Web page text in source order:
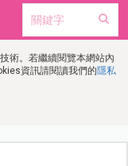
術。若繼續閱覽本網站內
資訊請閱讀我們的隱私